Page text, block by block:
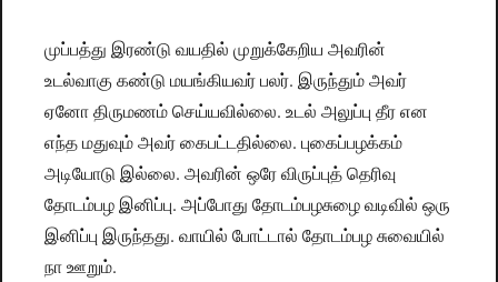
முப்பத்து இரண்டு வயதில் முறுக்கேறிய அவரின்
உடல்வாகு கண்டு மயங்கியவர் பலர். இருந்தும் அவர்
ஏனோ திருமணம் செய்யவில்லை. உடல் அலுப்பு தீர என
எந்த மதுவும் அவர் கைபட்டதில்லை. புகைப்பழக்கம்
அடியோடு இல்லை. அவரின் ஒரே விருப்புத் தெரிவு
தோடம்பழ இனிப்பு. அப்போது தோடம்பழசுழை வடிவில் ஒரு
இனிப்பு இருந்தது. வாயில் போட்டால் தோடம்பழ சுவையில்
நா ஊறும்.